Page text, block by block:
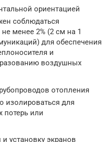
ориентацией
соблюдаться
менее 2% (2 см на 1
для обеспечения
и
воздушных
отопления
изолироваться для
потерь или
установку экранов